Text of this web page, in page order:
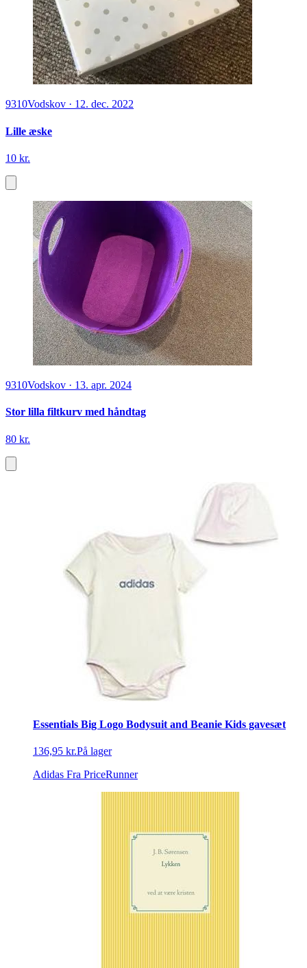
9310Vodskov · 12. dec. 2022
Lille æske
10 kr.
9310Vodskov · 13. apr. 2024
Stor lilla filtkurv med håndtag
80 kr.
Essentials Big Logo Bodysuit and Beanie Kids gavesæt
136,95 kr.På lager
Adidas Fra PriceRunner